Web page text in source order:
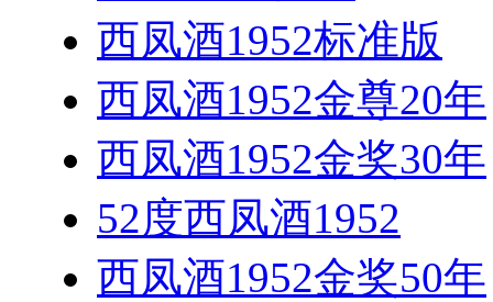
西凤酒1952标准版
西凤酒1952金尊20年
西凤酒1952金奖30年
52度西凤酒1952
西凤酒1952金奖50年